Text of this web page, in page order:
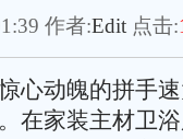
作者:Edit 点击:
心动魄的拼手
在家装主材卫